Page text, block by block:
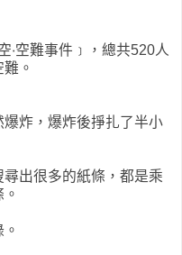
‧空難事件﹞，總共520人
。
炸，爆炸後掙扎了半小
出很多的紙條，都是乘